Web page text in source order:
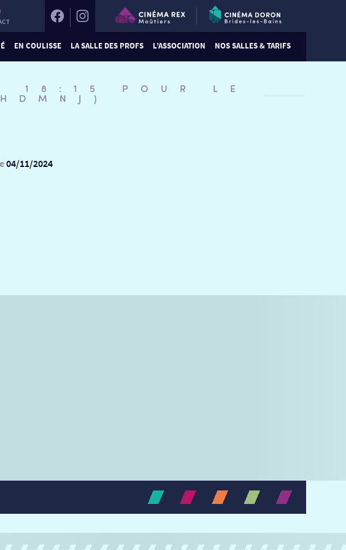
EN COULISSE LA SALLE DES PROFS L’ASSOCIATION NOS SALLES & TARIFS
18:15 POUR LE
04/11/2024